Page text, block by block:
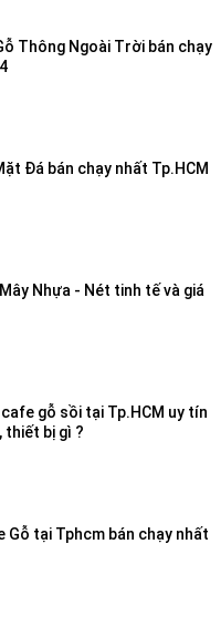
Thông Ngoài Trời bán chạy
Đá bán chạy nhất Tp.HCM
Nhựa - Nét tinh tế và giá
gỗ sồi tại Tp.HCM uy tín
thiết bị gì ?
Gỗ tại Tphcm bán chạy nhất